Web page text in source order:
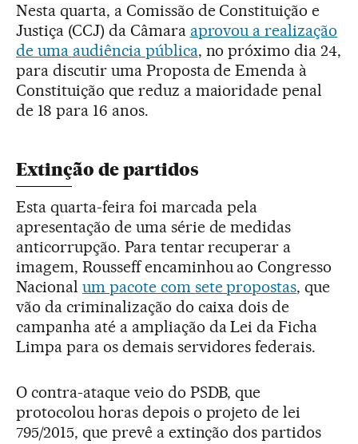
Nesta quarta, a Comissão de Constituição e
Justiça (CCJ) da Câmara aprovou a realização
de uma audiência pública, no próximo dia 24,
para discutir uma Proposta de Emenda à
Constituição que reduz a maioridade penal
de 18 para 16 anos.
Extinção de partidos
Esta quarta-feira foi marcada pela
apresentação de uma série de medidas
anticorrupção. Para tentar recuperar a
imagem, Rousseff encaminhou ao Congresso
Nacional um pacote com sete propostas, que
vão da criminalização do caixa dois de
campanha até a ampliação da Lei da Ficha
Limpa para os demais servidores federais.
O contra-ataque veio do PSDB, que
protocolou horas depois o projeto de lei
795/2015, que prevê a extinção dos partidos